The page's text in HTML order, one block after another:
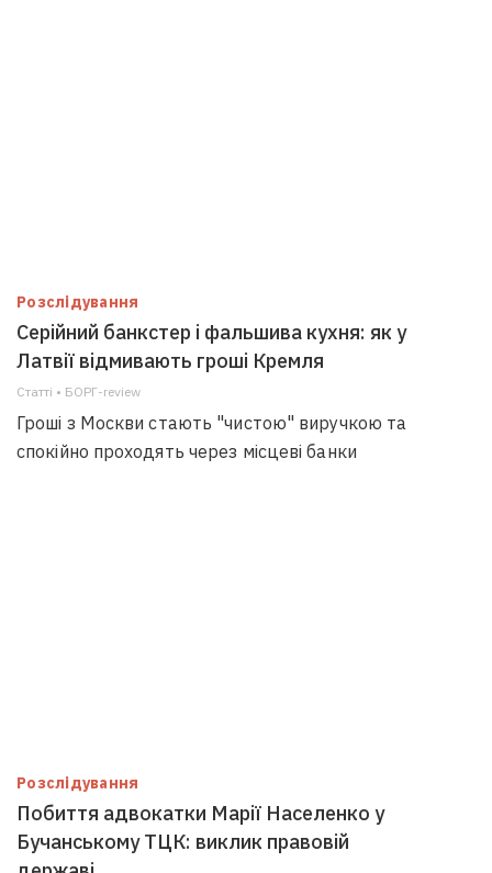
Розслідування
Серійний банкстер і фальшива кухня: як у
Латвії відмивають гроші Кремля
Статті • БОРГ-review
Гроші з Москви стають "чистою" виручкою та
спокійно проходять через місцеві банки
Розслідування
Побиття адвокатки Марії Населенко у
Бучанському ТЦК: виклик правовій